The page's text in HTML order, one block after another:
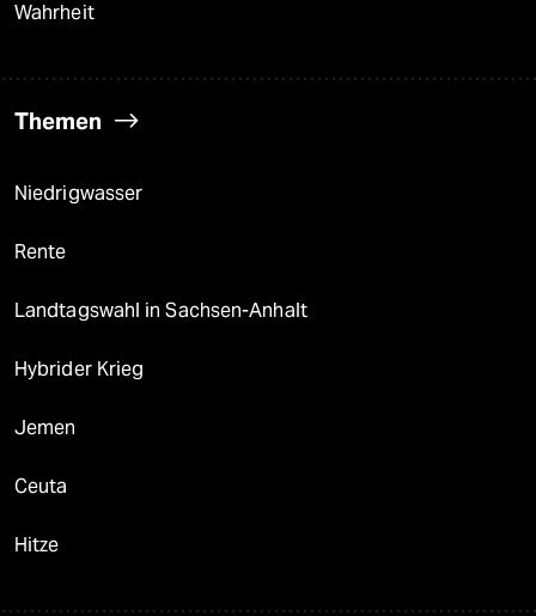
Wahrheit
Themen
Niedrigwasser
Rente
Landtagswahl in Sachsen-Anhalt
Hybrider Krieg
Jemen
Ceuta
Hitze